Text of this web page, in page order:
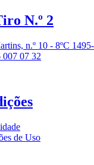
N.º 2
n.º 10 - 8ºC
007 07 32
de Uso